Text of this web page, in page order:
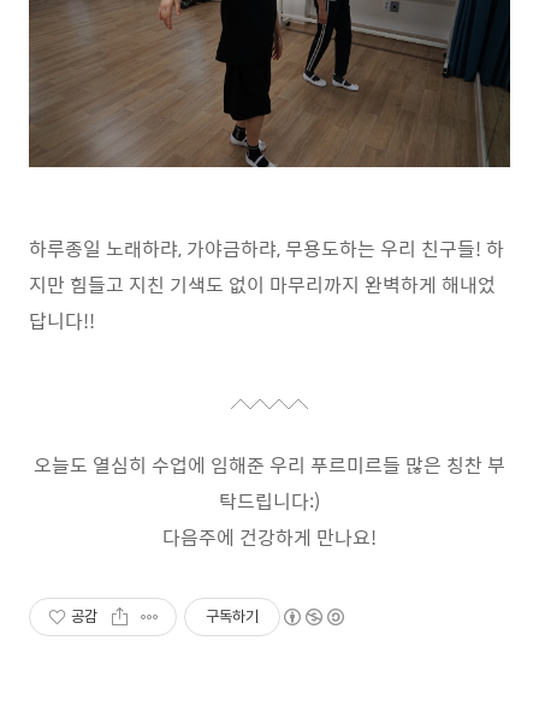
하루종일 노래하랴, 가야금하랴,무용도하는 우리 친구들! 하
지만 힘들고 지친 기색도 없이 마무리까지 완벽하게 해내었
답니다!!
오늘도 열심히 수업에 임해준 우리 푸르미르들 많은 칭찬 부
탁드립니다:)
다음주에 건강하게 만나요!
공감 구독하기